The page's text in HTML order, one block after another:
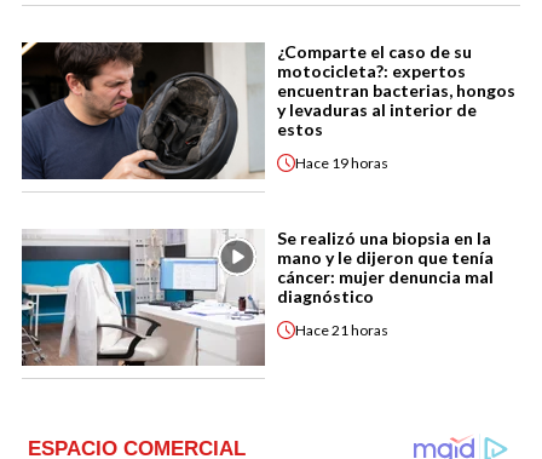
¿Comparte el caso de su
motocicleta?: expertos
encuentran bacterias, hongos
y levaduras al interior de
estos
Hace 19 horas
Se realizó una biopsia en la
mano y le dijeron que tenía
cáncer: mujer denuncia mal
diagnóstico
Hace21 horas